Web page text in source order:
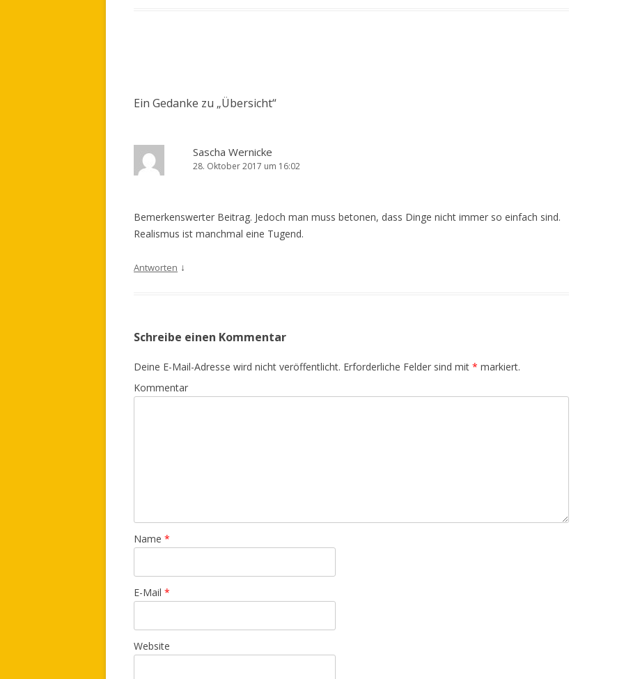
Ein Gedanke zu „Übersicht“
Sascha Wernicke
28. Oktober 2017 um 16:02
Bemerkenswerter Beitrag. Jedoch man muss betonen, dass Dinge nicht immer so einfach sind.
Realismus ist manchmal eine Tugend.
Antworten ↓
Schreibe einen Kommentar
Deine E-Mail-Adresse wird nicht veröffentlicht. Erforderliche Felder sind mit * markiert.
Kommentar
Name *
E-Mail *
Website